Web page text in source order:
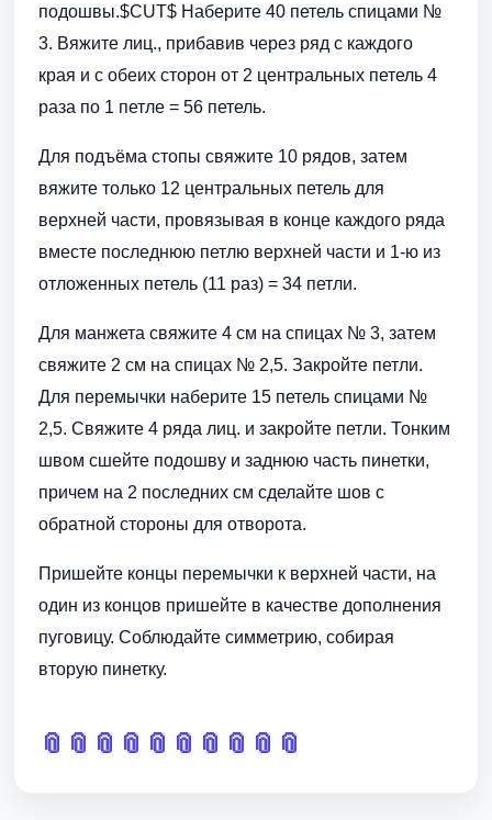
подошвы.$CUT$ Наберите 40 петель спицами №
3. Вяжите лиц., прибавив через ряд с каждого
края и с обеих сторон от 2 центральных петель 4
раза по 1 петле = 56 петель.
Для подъёма стопы свяжите 10 рядов, затем
вяжите только 12 центральных петель для
верхней части, провязывая в конце каждого ряда
вместе последнюю петлю верхней части и 1-ю из
отложенных петель (11 раз) = 34 петли.
Для манжета свяжите 4 см на спицах № 3, затем
свяжите 2 см на спицах № 2,5. Закройте петли.
Для перемычки наберите 15 петель спицами №
2,5. Свяжите 4 ряда лиц. и закройте петли. Тонким
швом сшейте подошву и заднюю часть пинетки,
причем на 2 последних см сделайте шов с
обратной стороны для отворота.
Пришейте концы перемычки к верхней части, на
один из концов пришейте в качестве дополнения
пуговицу. Соблюдайте симметрию, собирая
вторую пинетку.
📎 📎 📎 📎 📎 📎 📎 📎 📎 📎